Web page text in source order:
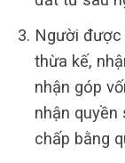
Người được
thừa kế,
nhận góp
nhận
chấp bằng